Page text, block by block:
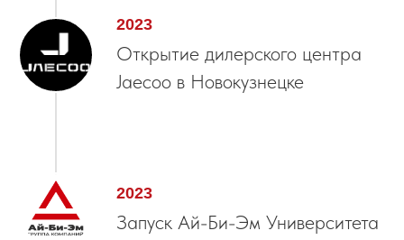
2023
Открытие дилерского центра
Jaecoo в Новокузнецке
2023
Запуск Ай-Би-Эм Университета